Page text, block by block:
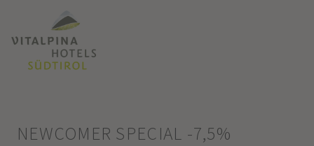
NEWCOMER SPECIAL -7,5%